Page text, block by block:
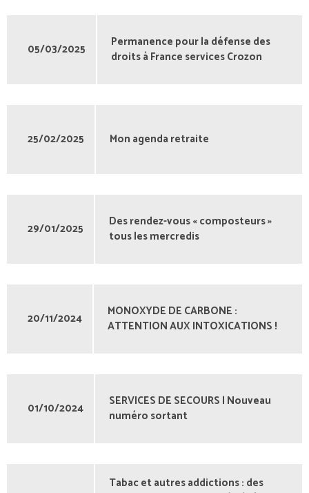
05/03/2025
Permanence pour la défense des
droits à France services Crozon
25/02/2025 Mon agenda retraite
29/01/2025
Des rendez-vous « composteurs »
tous les mercredis
20/11/2024
MONOXYDE DE CARBONE :
ATTENTION AUX INTOXICATIONS !
01/10/2024
SERVICES DE SECOURS | Nouveau
numéro sortant
Tabac et autres addictions : des